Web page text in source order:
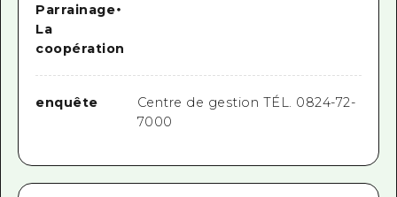
Parrainage・
La
coopération
enquête
Centre de gestion TÉL. 0824-72-
7000